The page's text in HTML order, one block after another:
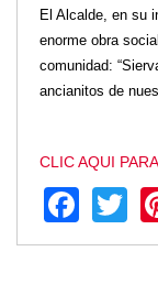
El Alcalde, en su
enorme obra
comunidad:
ancianitos de
CLIC AQUI
2025
2020
2024
2023
2021
2019